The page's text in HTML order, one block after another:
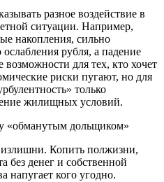
разное воздействие в
ситуации. Например,
накопления, сильно
рубля, а падение
возможности для тех, кто хочет
риски пугают, но для
только
жилищных условий.
«обманутым дольщиком»
Копить полжизни,
без денег и собственной
напугает кого угодно.